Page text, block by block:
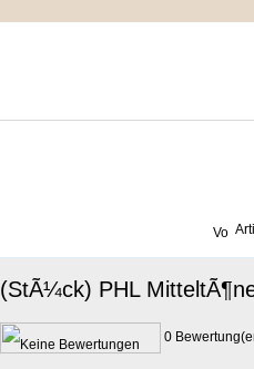
(StÃ¼ck) PHL
0